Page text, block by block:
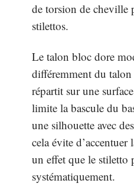
de torsion de cheville
stilettos.
Le talon bloc dore
différemment du
répartit sur une
limite la bascule du
une silhouette avec
cela évite
un effet que le stiletto
systématiquement.